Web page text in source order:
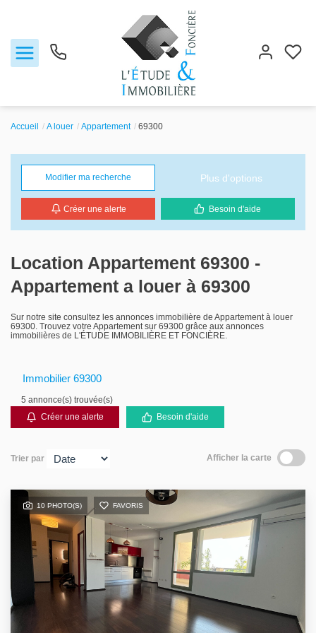
Ventes
Biens vendus
Locations
Estimation
Gestion locative
Accueil A louer Appartement 69300
Modifier ma recherche Plus d'options
Créer une alerte Besoin d'aide
Location Appartement 69300 -
Appartement a louer à 69300
Sur notre site consultez les annonces immobilière de Appartement à louer
69300. Trouvez votre Appartement sur 69300 grâce aux annonces
immobilières de L'ÉTUDE IMMOBILIÈRE ET FONCIÈRE.
Immobilier 69300
5 annonce(s) trouvée(s)
Créer une alerte
Besoin d'aide
Trier par Afficher la carte
10 PHOTO(S) FAVORIS